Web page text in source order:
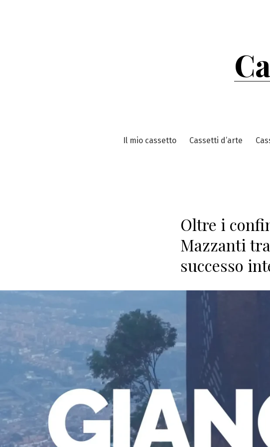
Il mio cassetto Cassetti d’arte
Oltre i
Mazzanti
successo